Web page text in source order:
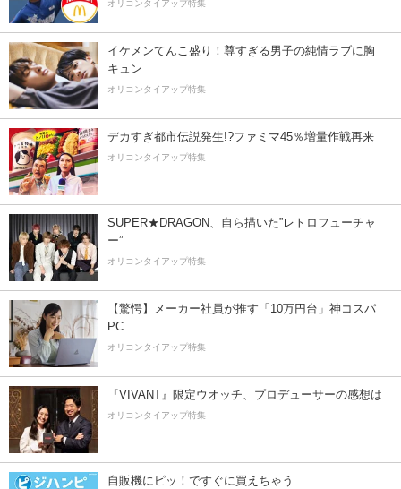
オリコンタイアップ特集
イケメンてんこ盛り！尊すぎる男子の純情ラブに胸
キュン
オリコンタイアップ特集
デカすぎ都市伝説発生!?ファミマ45％増量作戦再来
オリコンタイアップ特集
SUPER★DRAGON、自ら描いた”レトロフューチャ
ー”
オリコンタイアップ特集
【驚愕】メーカー社員が推す「10万円台」神コスパ
PC
オリコンタイアップ特集
『VIVANT』限定ウオッチ、プロデューサーの感想は
オリコンタイアップ特集
自販機にピッ！ですぐに買えちゃう